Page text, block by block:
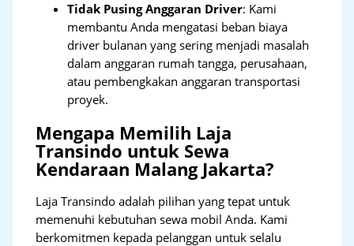
Tidak Pusing Anggaran Driver: Kami
membantu Anda mengatasi beban biaya
driver bulanan yang sering menjadi masalah
dalam anggaran rumah tangga, perusahaan,
atau pembengkakan anggaran transportasi
proyek.
Mengapa Memilih Laja
Transindo untuk Sewa
Kendaraan Malang Jakarta?
Laja Transindo adalah pilihan yang tepat untuk
memenuhi kebutuhan sewa mobil Anda. Kami
berkomitmen kepada pelanggan untuk selalu